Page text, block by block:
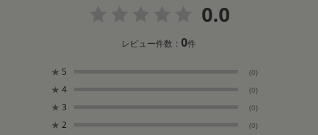
0.0
レビュー件数：0件
★ 5 (0)
★ 4 (0)
★ 3 (0)
★ 2 (0)